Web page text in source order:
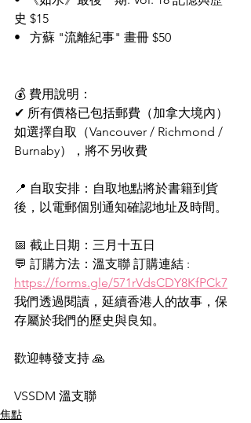
史 $15
•   方蘇 "流離紀事" 畫冊 $50
💰 費用說明：
✔ 所有價格已包括郵費（加拿大境內）
如選擇自取（Vancouver / Richmond /
Burnaby），將不另收費
📍 自取安排：自取地點將於書籍到貨
後，以電郵個別通知確認地址及時間。
📅 截止日期：三月十五日
💬 訂購方法：溫支聯 訂購連結 :
https://forms.gle/571rVdsCDY8KfPCk7
我們透過閱讀，延續香港人的故事，保
存屬於我們的歷史與良知。
歡迎轉發支持 🙏
VSSDM 溫支聯
焦點